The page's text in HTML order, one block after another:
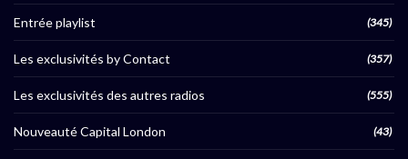
Entrée playlist (345)
Les exclusivités by Contact (357)
Les exclusivités des autres radios (555)
Nouveauté Capital London (43)